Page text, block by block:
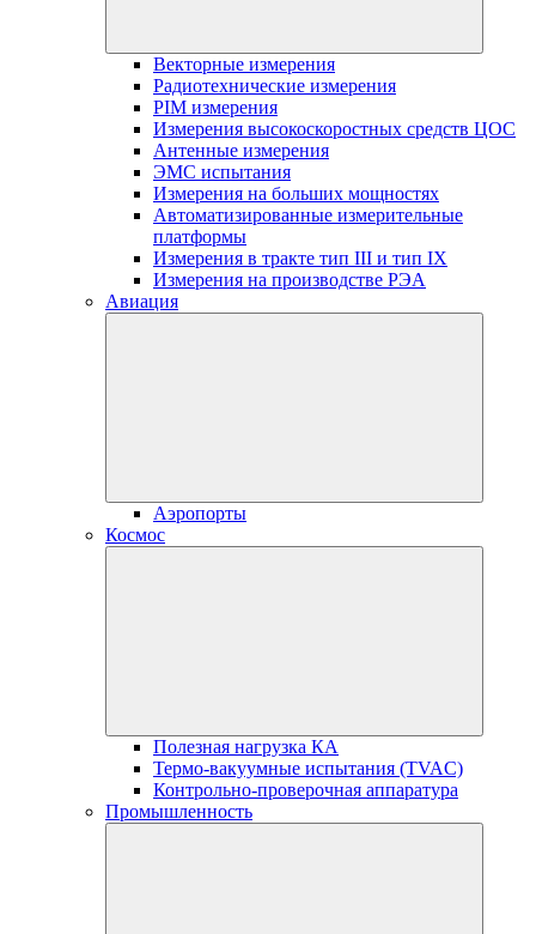
Векторные измерения
Радиотехнические измерения
PIM измерения
Измерения высокоскоростных средств ЦОС
Антенные измерения
ЭМС испытания
Измерения на больших мощностях
Автоматизированные измерительные
платформы
Измерения в тракте тип III и тип IX
Измерения на производстве РЭА
Авиация
Аэропорты
Космос
Полезная нагрузка КА
Термо-вакуумные испытания (TVAC)
Контрольно-проверочная аппаратура
Промышленность